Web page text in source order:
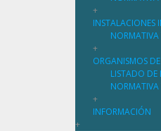
+
INSTALACIONES
+
ORGANISMOS
LISTADO DE
+
INFORMACIÓN
+